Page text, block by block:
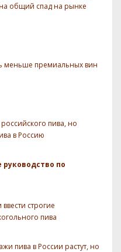
общий спад на рынке
меньше премиальных вин
пива, но
в Россию
по
строгие
пива
пива в России растут, но